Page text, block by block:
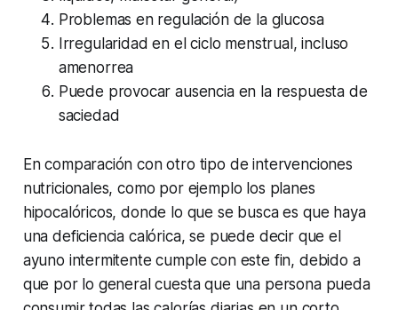
Problemas en regulación de la glucosa
Irregularidad en el ciclo menstrual, incluso
amenorrea
Puede provocar ausencia en la respuesta de
saciedad
En comparación con otro tipo de intervenciones
nutricionales, como por ejemplo los planes
hipocalóricos, donde lo que se busca es que haya
una deficiencia calórica, se puede decir que el
ayuno intermitente cumple con este fin, debido a
que por lo general cuesta que una persona pueda